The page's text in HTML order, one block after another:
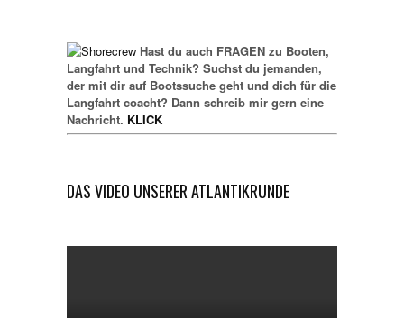
Hast du auch FRAGEN zu Booten,
Langfahrt und Technik? Suchst du jemanden,
der mit dir auf Bootssuche geht und dich für die
Langfahrt coacht? Dann schreib mir gern eine
Nachricht. KLICK
DAS VIDEO UNSERER ATLANTIKRUNDE